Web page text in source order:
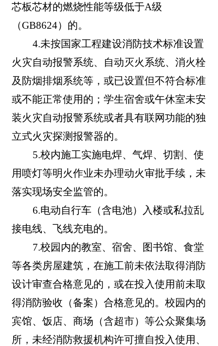
芯板芯材的燃烧性能等级低于A级
（GB8624）的。
4.未按国家工程建设消防技术标准设置
火灾自动报警系统、自动灭火系统、消火栓
及防烟排烟系统等，或已设置但不符合标准
或不能正常使用的；学生宿舍或午休室未安
装火灾自动报警系统或者具有联网功能的独
立式火灾探测报警器的。
5.校内施工实施电焊、气焊、切割、使
用喷灯等明火作业未办理动火审批手续，未
落实现场安全监管的。
6.电动自行车（含电池）入楼或私拉乱
接电线、飞线充电的。
7.校园内的教室、宿舍、图书馆、食堂
等各类房屋建筑，在施工前未依法取得消防
设计审查合格意见的，或在投入使用前未取
得消防验收（备案）合格意见的。校园内的
宾馆、饭店、商场（含超市）等公众聚集场
所，未经消防救援机构许可擅自投入使用、